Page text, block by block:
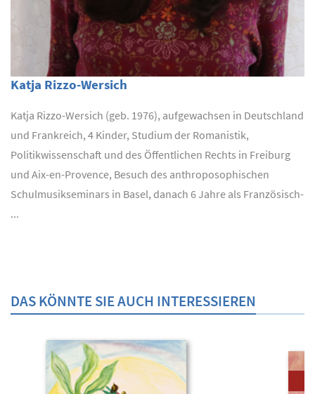
Katja Rizzo-Wersich
Katja Rizzo-Wersich (geb. 1976), aufgewachsen in Deutschland
und Frankreich, 4 Kinder, Studium der Romanistik,
Politikwissenschaft und des Öffentlichen Rechts in Freiburg
und Aix-en-Provence, Besuch des anthroposophischen
Schulmusikseminars in Basel, danach 6 Jahre als Französisch-
...
DAS KÖNNTE SIE AUCH INTERESSIEREN